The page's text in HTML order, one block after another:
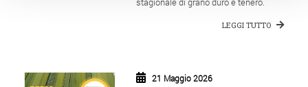
stagionale di grano duro e tenero.
LEGGI TUTTO
21 Maggio 2026